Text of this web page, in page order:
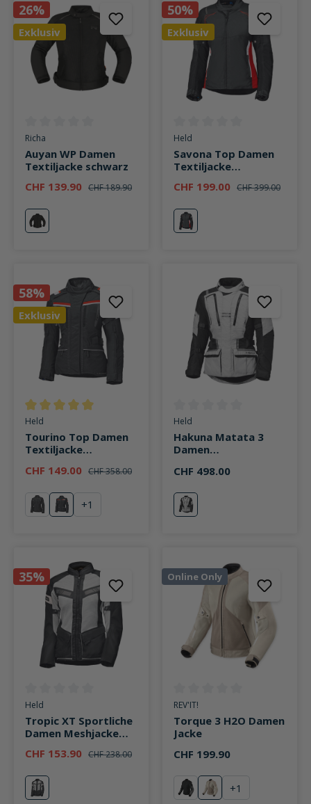
26%
Exklusiv
Durchschnittliche Bewertung von 0 von 5 Sternen
Richa
Auyan WP Damen
Textiljacke schwarz
CHF 139.90 CHF 189.90
schwarz
50%
Exklusiv
Durchschnittliche Bewertung
Held
Savona Top Damen
Textiljacke
CHF 199.00 CHF 399.00
schwarz/rot
58%
Exklusiv
Durchschnittliche Bewertung von 5 von 5 Sternen
Held
Tourino Top Damen
Textiljacke
CHF 149.00 CHF 358.00
schwarzschwarz/rot
+1
Durchschnittliche Bewertung
Held
Hakuna Matata 3
Damen
grau/schwarz
CHF 498.00
grau/schwarz
35%
Durchschnittliche Bewertung von 0 von 5 Sternen
Held
Tropic XT Sportliche
Damen Meshjacke
CHF 153.90 CHF 238.00
grau/schwarz
Online Only
Durchschnittliche Bewertung
REV'IT!
Torque 3 H2O Damen
Jacke
CHF 199.90
schwarzsand/weiß
+1